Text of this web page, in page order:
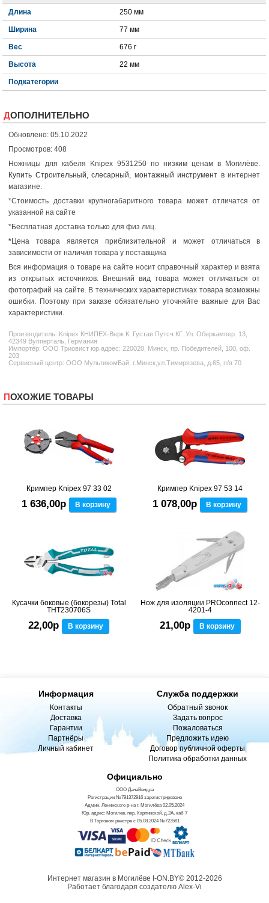
Длина 250 мм
Ширина 77 мм
Вес 676 г
Высота 22 мм
Подкатегории
ДОПОЛНИТЕЛЬНО
Обновлено: 05.10.2022
Просмотров: 408
Ножницы для кабеля Knipex 9531250 по низким ценам в Могилёве.
Купить Строительный, слесарный, монтажный инструмент в интернет
магазине.
*Стоимость доставки крупногабаритного товара может отличатся от
указанной на сайте
*Бесплатная доставка только для физ лиц.
*Цена товара является приблизительной и может отличаться в
зависимости от наличия товара у поставщика
Вся информация о товаре на сайте носит справочный характер и взята
из открытых источников. Внешний вид товара может отличаться от
фотографий на сайте. В технических характеристиках товара возможны
ошибки. Поэтому при заказе обязательно уточняйте важные для Вас
характеристики.
Производитель: Knipex КНИПЕX-Верк К. Густав Путсч КГ. Ул. Оберкампер. 13,
42349 Вупперталь, Германия
Импортёр: ООО Триовист юр.адрес: 220020, Минск, пр. Победителей, 100, оф.
203
Сервисный центр: ООО МультикомБай, г.Минск,ул.Тимирязева, д.65, п/я 70
ПОХОЖИЕ ТОВАРЫ
Кримпер Knipex 97 33 02
1 636,00р В корзину
Кримпер Knipex 97 53 14
1 078,00р В корзину
Кусачки боковые (бокорезы) Total
THT230706S
22,00р В корзину
Нож для изоляции PROconnect 12-
4201-4
21,00р В корзину
Информация
Контакты
Доставка
Гарантии
Партнёры
Личный кабинет
Служба поддержки
Обратный звонок
Задать вопрос
Пожаловаться
Предложить идею
Договор публичной оферты
Политика обработки данных
Официально
ООО ДанаВендра
Регистрации №791372916 зарегистрировано
Админ. Ленинского р-на г. Могилёва 02.05.2024
Юр. адрес: Могилев, пер. Карпинской, д.2А, каб 7
В Торговом реестре с 05.08.2024 №723581
Интернет магазин в Могилёве I-ON.BY© 2012-2026
Работает благодаря создателю Alex-Vi